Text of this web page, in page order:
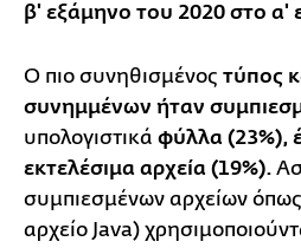
β' εξάμηνο του 2020 στο α'
Ο πιο συνηθισμένος τύπος
συνημμένων ήταν
υπολογιστικά φύλλα (23%),
εκτελέσιμα αρχεία (19%).
συμπιεσμένων αρχείων
αρχείο Java)